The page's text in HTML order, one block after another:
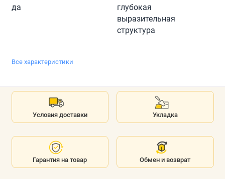
да
глубокая
выразительная
структура
Все характеристики
Условия доставки Укладка
Гарантия на товар Обмен и возврат